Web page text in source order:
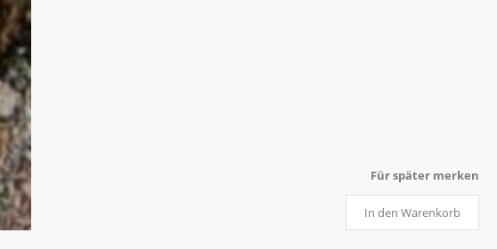
Für später merken
In den Warenkorb